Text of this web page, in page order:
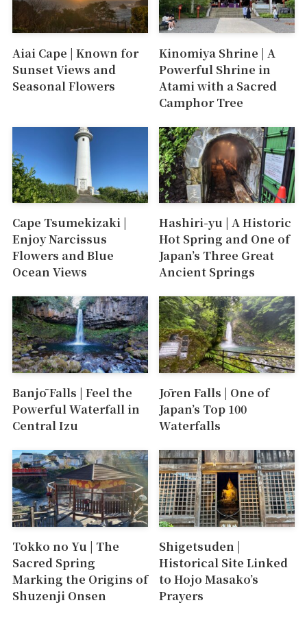
Aiai Cape | Known for
Sunset Views and
Seasonal Flowers
Kinomiya Shrine | A
Powerful Shrine in
Atami with a Sacred
Camphor Tree
Cape Tsumekizaki |
Enjoy Narcissus
Flowers and Blue
Ocean Views
Hashiri-yu | A Historic
Hot Spring and One of
Japan’s Three Great
Ancient Springs
Banjō Falls | Feel the
Powerful Waterfall in
Central Izu
Jōren Falls | One of
Japan’s Top 100
Waterfalls
Tokko no Yu | The
Sacred Spring
Marking the Origins of
Shuzenji Onsen
Shigetsuden |
Historical Site Linked
to Hojo Masako’s
Prayers